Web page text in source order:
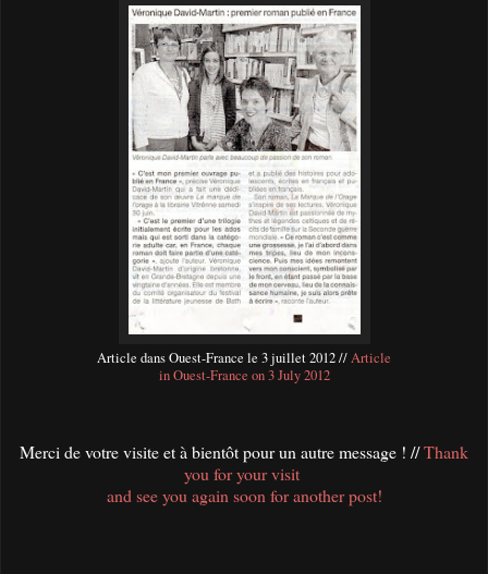
Article dans Ouest-France le 3 juillet 2012 //Article
in Ouest-France on 3 July 2012
Merci de votre visite et à bientôt pour un autre message ! //Thank
you for your visit
and see you again soon for another post!